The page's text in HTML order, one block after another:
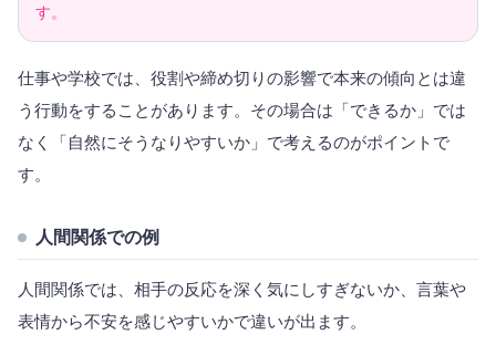
す。
仕事や学校では、役割や締め切りの影響で本来の傾向とは違
う行動をすることがあります。その場合は「できるか」では
なく「自然にそうなりやすいか」で考えるのがポイントで
す。
人間関係での例
人間関係では、相手の反応を深く気にしすぎないか、言葉や
表情から不安を感じやすいかで違いが出ます。